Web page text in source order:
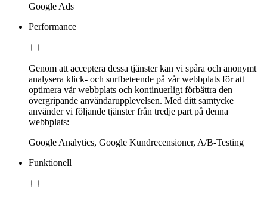
Google Ads
Performance
Genom att acceptera dessa tjänster kan vi spåra och anonymt
analysera klick- och surfbeteende på vår webbplats för att
optimera vår webbplats och kontinuerligt förbättra den
övergripande användarupplevelsen. Med ditt samtycke
använder vi följande tjänster från tredje part på denna
webbplats:
Google Analytics, Google Kundrecensioner, A/B-Testing
Funktionell